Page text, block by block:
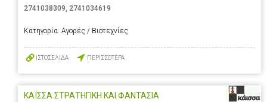
2741038309, 2741034619
Κατηγορία: Αγορές / Βιοτεχνίες
ΙΣΤΟΣΕΛΙΔΑ ΠΕΡΙΣΣΟΤΕΡΑ
ΚΑΪΣΣΑ ΣΤΡΑΤΗΓΙΚΗ ΚΑΙ ΦΑΝΤΑΣΙΑ